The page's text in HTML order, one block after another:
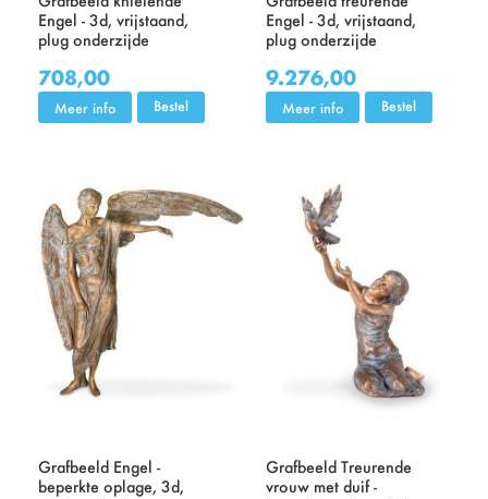
Engel - 3d, vrijstaand,
plug onderzijde
708,00
Meer info Bestel
Engel - 3d, vrijstaand,
plug onderzijde
9.276,00
Meer info Bestel
Grafbeeld Engel -
beperkte oplage, 3d,
Grafbeeld Treurende
vrouw met duif -